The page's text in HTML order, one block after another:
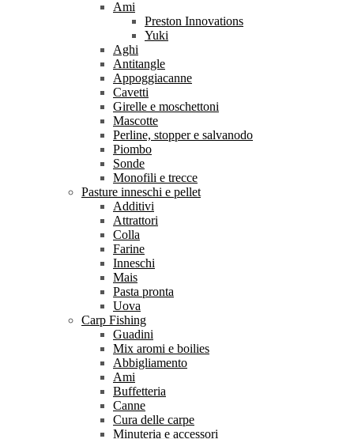
Ami
Preston Innovations
Yuki
Aghi
Antitangle
Appoggiacanne
Cavetti
Girelle e moschettoni
Mascotte
Perline, stopper e salvanodo
Piombo
Sonde
Monofili e trecce
Pasture inneschi e pellet
Additivi
Attrattori
Colla
Farine
Inneschi
Mais
Pasta pronta
Uova
Carp Fishing
Guadini
Mix aromi e boilies
Abbigliamento
Ami
Buffetteria
Canne
Cura delle carpe
Minuteria e accessori